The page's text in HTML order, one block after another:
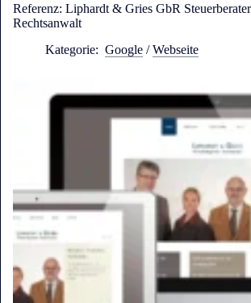
Referenz: Liphardt & Gries GbR Steuerberater
Rechtsanwalt
Kategorie: Google /Webseite